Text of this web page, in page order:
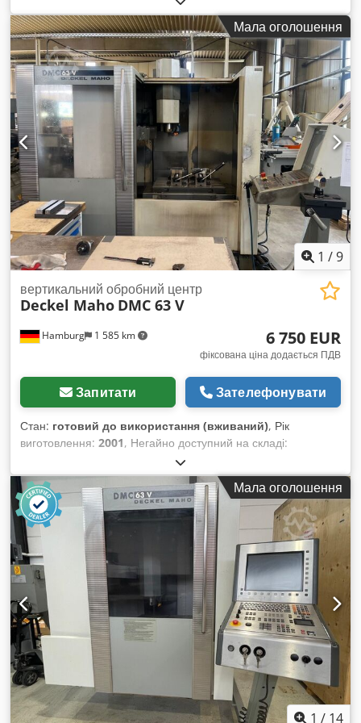
роботи шпинделя: 38 073 год. Credpfx Aszp Dvrogfjf
Система управління: Heidenhain iTNC 530 Магазин
інструментів: 30 позицій Тип кріплення інструмента: HSK-A
63 Регульована швидкість подачі: 90 мм/хв Швидкий хід: 90
м/хв Розмір столу: 950 x 650 мм Навантаження на стіл:
1000 кг Загальна потреба в потужності: 73 кВА Маса
верстата, приблизно: 11,0 т Габаритні розміри верстата,
приблизно (Д x Ш x В): 4,9 x 4,3 x 3,15 м DECKEL MAHO
DMC 75 V linear – це високоточний вертикальний CNC-
обробний центр з лінійними приводами, призначений для
3-осьової обробки.
Мала оголошення
1 /9
Hamburg 1 585 km
вертикальний обробний центр
Deckel Maho DMC 63 V
6 750 EUR
фіксована ціна додається ПДВ
Запитати Зателефонувати
Стан: готовий до використання (вживаний), Рік
виготовлення: 2001, Негайно доступний на складі:
Вертикальний обробний центр Deckel Maho Тип DMC 63 V
Рік випуску 2001 Система управління Heidenhain Розміри
столу 800 x 500 мм Конус Шанка SK 40 Автоматична зміна
інструменту на 24 позиції Навантаження на стіл 500 кг
Crodpezrr Riefx Agfef Швидкість обертання шпинделя до
8000 об/хв Потужність приводу 13/9 кВт Транспортер для
стружки Вага 4 тонни Ціна: 6 750 євро, без ПДВ, на умовах
самовивозу зі складу.
Мала оголошення
1 / 14